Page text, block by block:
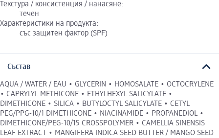
Текстура / консистенция / нанасяне:
течен
Характеристики на продукта:
със защитен фактор (SPF)
Състав
AQUA / WATER / EAU • GLYCERIN • HOMOSALATE • OCTOCRYLENE
• CAPRYLYL METHICONE • ETHYLHEXYL SALICYLATE •
DIMETHICONE • SILICA • BUTYLOCTYL SALICYLATE • CETYL
PEG/PPG-10/1 DIMETHICONE • NIACINAMIDE • PROPANEDIOL •
DIMETHICONE/PEG-10/15 CROSSPOLYMER • CAMELLIA SINENSIS
LEAF EXTRACT • MANGIFERA INDICA SEED BUTTER / MANGO SEED